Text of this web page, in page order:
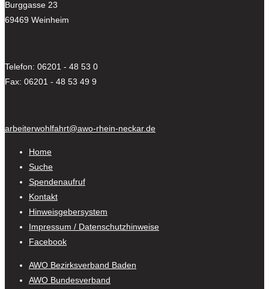
Burggasse 23
69469 Weinheim
Telefon: 06201 - 48 53 0
Fax: 06201 - 48 53 49 9
arbeiterwohlfahrt@awo-rhein-neckar.de
Home
Suche
Spendenaufruf
Kontakt
Hinweisgebersystem
Impressum / Datenschutzhinweise
Facebook
AWO Bezirksverband Baden
AWO Bundesverband